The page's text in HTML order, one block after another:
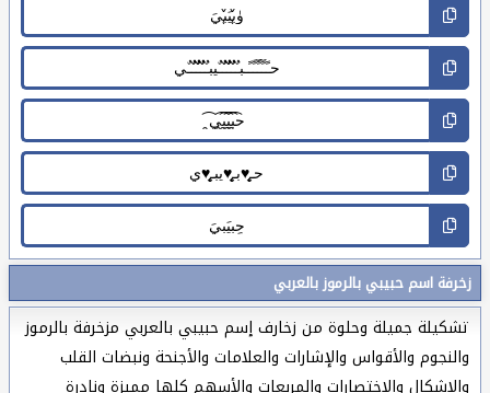
زخرفة اسم حبيبي بالرموز بالعربي
تشكيلة جميلة وحلوة من زخارف إسم حبيبي بالعربي مزخرفة بالرموز
والنجوم والأقواس والإشارات والعلامات والأجنحة ونبضات القلب
والاشكال والاختصارات والمربعات والأسهم كلها مميزة ونادرة